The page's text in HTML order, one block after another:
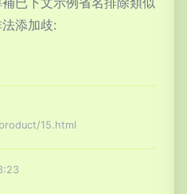
添加歧:
15.html